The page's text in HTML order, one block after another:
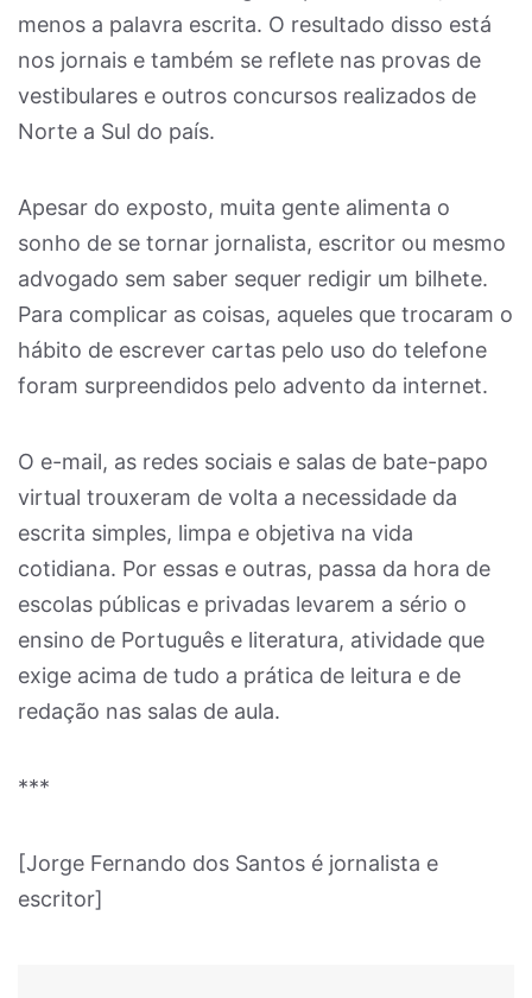
menos a palavra escrita. O resultado disso está
nos jornais e também se reflete nas provas de
vestibulares e outros concursos realizados de
Norte a Sul do país.
Apesar do exposto, muita gente alimenta o
sonho de se tornar jornalista, escritor ou mesmo
advogado sem saber sequer redigir um bilhete.
Para complicar as coisas, aqueles que trocaram o
hábito de escrever cartas pelo uso do telefone
foram surpreendidos pelo advento da internet.
O e-mail, as redes sociais e salas de bate-papo
virtual trouxeram de volta a necessidade da
escrita simples, limpa e objetiva na vida
cotidiana. Por essas e outras, passa da hora de
escolas públicas e privadas levarem a sério o
ensino de Português e literatura, atividade que
exige acima de tudo a prática de leitura e de
redação nas salas de aula.
***
[Jorge Fernando dos Santos é jornalista e
escritor]